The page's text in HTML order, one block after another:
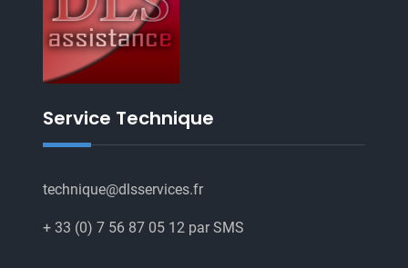
Service Technique
technique@dlsservices.fr
+ 33 (0) 7 56 87 05 12 par SMS